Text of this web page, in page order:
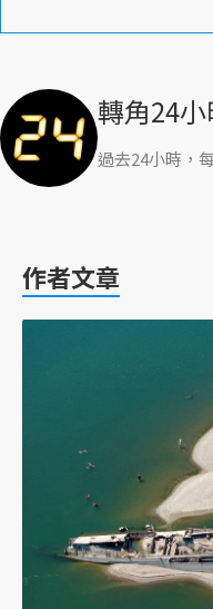
轉角24
過去24小時，
作者文章